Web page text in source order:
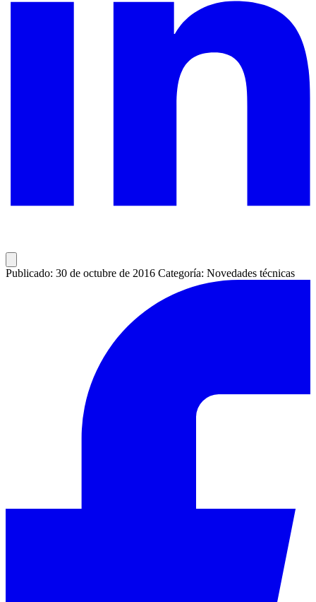
Publicado: 30 de octubre de 2016 Categoría: Novedades técnicas